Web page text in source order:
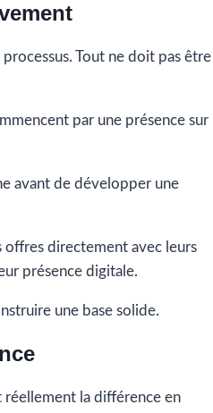
Tout ne doit pas être
par une présence sur
avant de développer une
offres directement avec leurs
présence digitale.
une base solide.
la différence en